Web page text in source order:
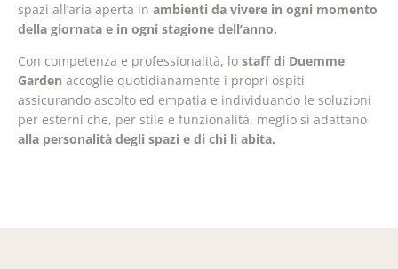
spazi all’aria aperta in ambienti da vivere in ogni momento
della giornata e in ogni stagione dell’anno.
Con competenza e professionalità, lo staff di Duemme
Garden accoglie quotidianamente i propri ospiti
assicurando ascolto ed empatia e individuando le soluzioni
per esterni che, per stile e funzionalità, meglio si adattano
alla personalità degli spazi e di chi li abita.